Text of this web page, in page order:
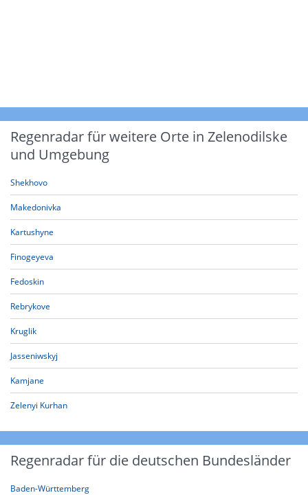
Regenradar für weitere Orte in Zelenodilske
und Umgebung
Shekhovo
Makedonivka
Kartushyne
Finogeyeva
Fedoskin
Rebrykove
Kruglik
Jasseniwskyj
Kamjane
Zelenyi Kurhan
Regenradar für die deutschen Bundesländer
Baden-Württemberg